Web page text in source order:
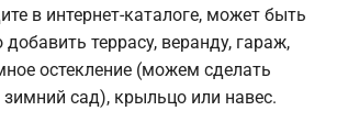
в интернет-каталоге, может быть
террасу, веранду, гараж,
остекление (можем сделать
зимний сад), крыльцо или навес.